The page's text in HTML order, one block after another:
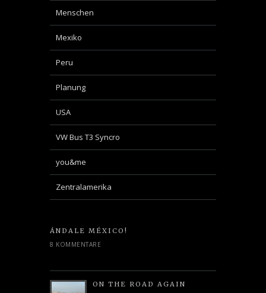
Menschen
Mexiko
Peru
Planung
USA
VW Bus T3 Syncro
you&me
Zentralamerika
ÁNDALE MÉXICO!
8 KOMMENTARE
ON THE ROAD AGAIN